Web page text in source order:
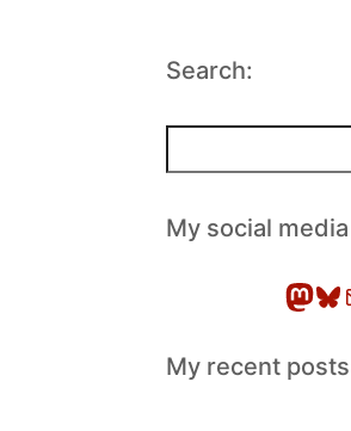
Search:
h
eMy social media
Mastodon Bluesky E-Mail
My recent posts